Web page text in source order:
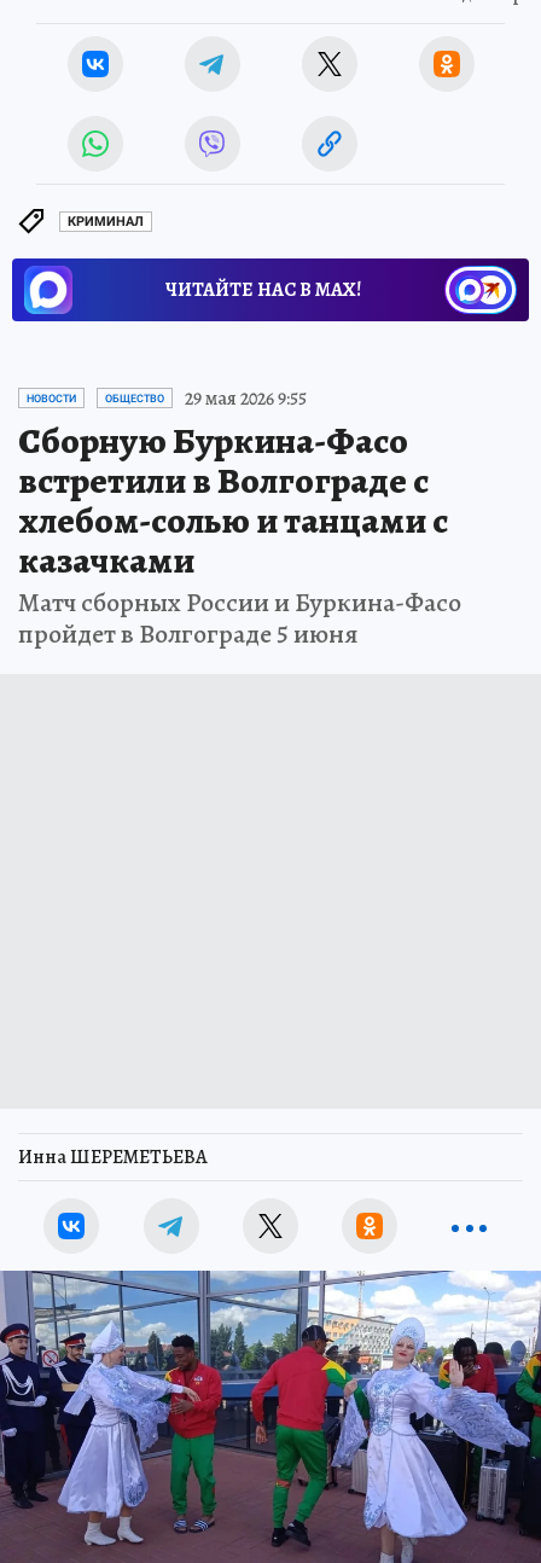
КРИМИНАЛ
ЧИТАЙТЕ НАС В МАХ!
НОВОСТИ ОБЩЕСТВО 29 мая 2026 9:55
Сборную Буркина-Фасо
встретили в Волгограде с
хлебом-солью и танцами с
казачками
Матч сборных России и Буркина-Фасо
пройдет в Волгограде 5 июня
Инна ШЕРЕМЕТЬЕВА